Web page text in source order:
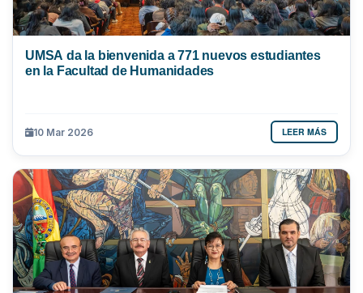
UMSA da la bienvenida a 771 nuevos estudiantes
en la Facultad de Humanidades
10 Mar 2026 LEER MÁS